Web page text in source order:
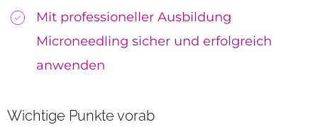
Mit professioneller Ausbildung
Microneedling sicher und erfolgreich
anwenden
Wichtige Punkte vorab